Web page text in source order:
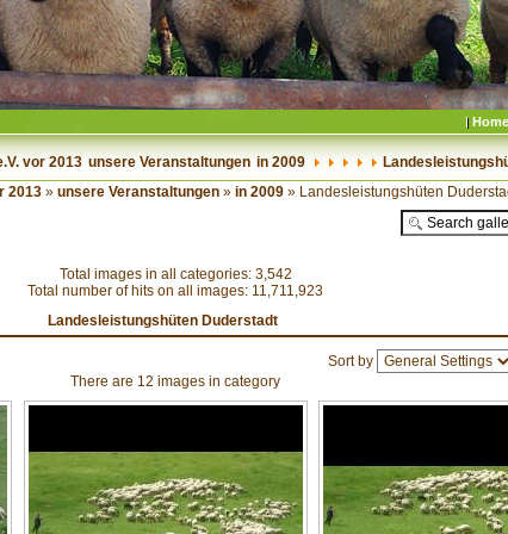
Home
vor 2013 unsere Veranstaltungen in 2009
2013 » unsere Veranstaltungen » in 2009 » Landesleistungshüten
Total images in all categories: 3,542
Total number of hits on all images: 11,711,923
Landesleistungshüten Duderstadt
Sort by
There are 12 images in category